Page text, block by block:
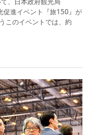
促進イベント『旅150』が
このイベントでは、約